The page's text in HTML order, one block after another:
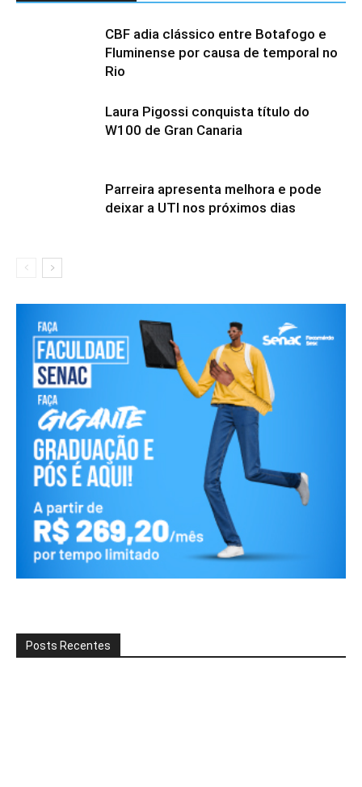
CBF adia clássico entre Botafogo e
Fluminense por causa de temporal no
Rio
Laura Pigossi conquista título do
W100 de Gran Canaria
Parreira apresenta melhora e pode
deixar a UTI nos próximos dias
Posts Recentes